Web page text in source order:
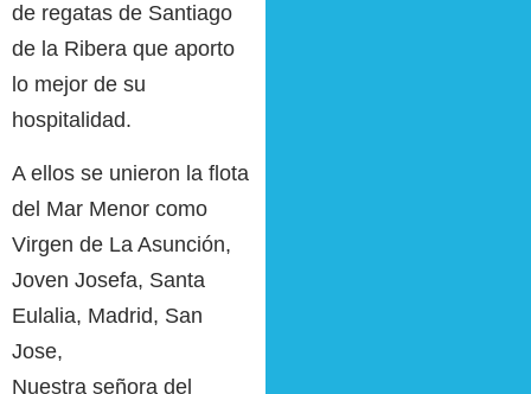
de regatas de Santiago
de la Ribera que aporto
lo mejor de su
hospitalidad.
A ellos se unieron la flota
del Mar Menor como
Virgen de La Asunción,
Joven Josefa, Santa
Eulalia, Madrid, San
Jose,
Nuestra señora del